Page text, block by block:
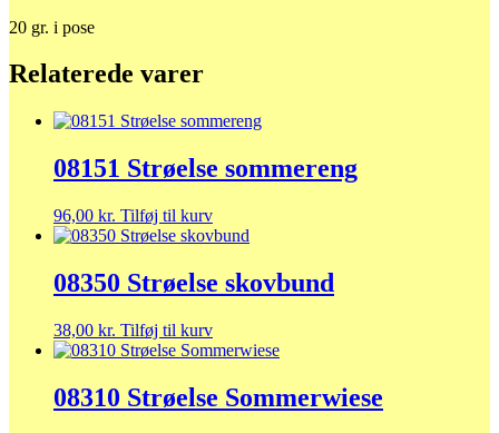
20 gr. i pose
Relaterede varer
08151 Strøelse sommereng
96,00 kr. Tilføj til kurv
08350 Strøelse skovbund
38,00 kr. Tilføj til kurv
08310 Strøelse Sommerwiese